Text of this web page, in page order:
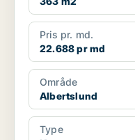
Pris pr. md.
22.688 pr md
Område
Albertslund
Type